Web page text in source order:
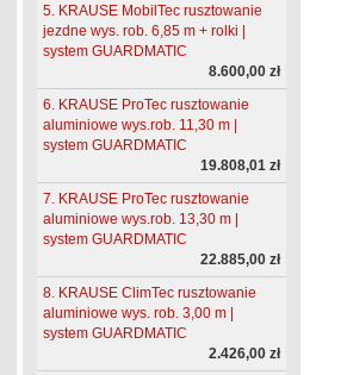
5. KRAUSE MobilTec rusztowanie
jezdne wys. rob. 6,85 m + rolki |
system GUARDMATIC
8.600,00 zł
6. KRAUSE ProTec rusztowanie
aluminiowe wys.rob. 11,30 m |
system GUARDMATIC
19.808,01 zł
7. KRAUSE ProTec rusztowanie
aluminiowe wys.rob. 13,30 m |
system GUARDMATIC
22.885,00 zł
8. KRAUSE ClimTec rusztowanie
aluminiowe wys. rob. 3,00 m |
system GUARDMATIC
2.426,00 zł